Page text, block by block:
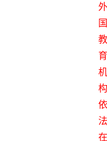
外
国
教
育
机
构
依
法
在